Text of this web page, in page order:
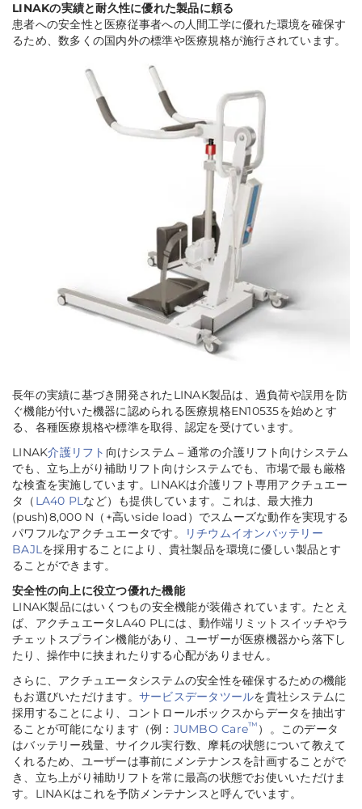
LINAKの実績と耐久性に優れた製品に頼る
患者への安全性と医療従事者への人間工学に優れた環境を確保す
るため、数多くの国内外の標準や医療規格が施行されています。
長年の実績に基づき開発されたLINAK製品は、過負荷や誤用を防
ぐ機能が付いた機器に認められる医療規格EN10535を始めとす
る、各種医療規格や標準を取得、認定を受けています。
LINAK介護リフト 向けシステム – 通常の介護リフト向けシステム
でも、立ち上がり補助リフト向けシステムでも、市場で最も厳格
な検査を実施しています。LINAKは介護リフト専用アクチュエー
タ（ LA40 PLなど）も提供しています。これは、最大推力
(push)8,000 N（+高いside load）でスムーズな動作を実現する
パワフルなアクチュエータです。
リチウムイオンバッテリー
BAJLを採用することにより、貴社製品を環境に優しい製品とす
ることができます。
安全性の向上に役立つ優れた機能
LINAK製品にはいくつもの安全機能が装備されています。たとえ
ば、アクチュエータLA40 PLには、動作端リミットスイッチやラ
チェットスプライン機能があり、ユーザーが医療機器から落下し
たり、操作中に挟まれたりする心配がありません。
さらに、アクチュエータシステムの安全性を確保するための機能
もお選びいただけます。 サービスデータツールを貴社システムに
採用することにより、コントロールボックスからデータを抽出す
ることが可能になります（例： JUMBO Care™ ）。このデータ
はバッテリー残量、サイクル実行数、摩耗の状態について教えて
くれるため、ユーザーは事前にメンテナンスを計画することがで
き、立ち上がり補助リフトを常に最高の状態でお使いいただけま
す。LINAKはこれを予防メンテナンスと呼んでいます。